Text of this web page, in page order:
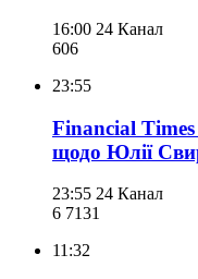
16:00 24 Канал
606
23:55
Financial
щодо Юлії
23:55 24 Канал
6 7131
11:32